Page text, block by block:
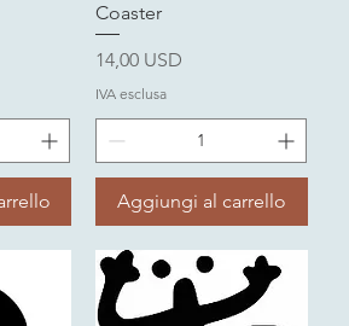
Coaster
Prezzo
14,00 USD
IVA esclusa
Aggiungi al carrello